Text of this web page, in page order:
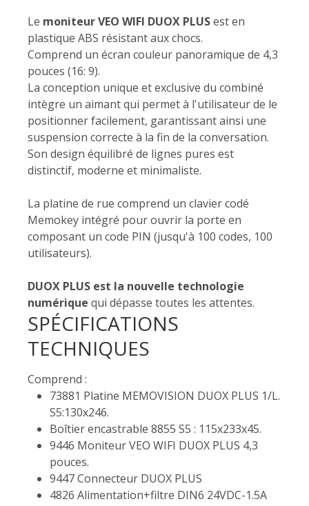
Le moniteur VEO WIFI DUOX PLUSest en
plastique ABS résistant aux chocs.
Comprend un écran couleur panoramique de 4,3
pouces (16: 9).
La conception unique et exclusive du combiné
intègre un aimant qui permet à l'utilisateur de le
positionner facilement, garantissant ainsi une
suspension correcte à la fin de la conversation.
Son design équilibré de lignes pures est
distinctif, moderne et minimaliste.
La platine de rue comprend un clavier codé
Memokey intégré pour ouvrir la porte en
composant un code PIN (jusqu'à 100 codes, 100
utilisateurs).
DUOX PLUS est la nouvelle technologie
numérique qui dépasse toutes les attentes.
SPÉCIFICATIONS
TECHNIQUES
Comprend :
73881 Platine MEMOVISION DUOX PLUS 1/L.
S5:130x246.
Boîtier encastrable 8855 S5 : 115x233x45.
9446 Moniteur VEO WIFI DUOX PLUS 4,3
pouces.
9447 Connecteur DUOX PLUS
4826 Alimentation+filtre DIN6 24VDC-1.5A